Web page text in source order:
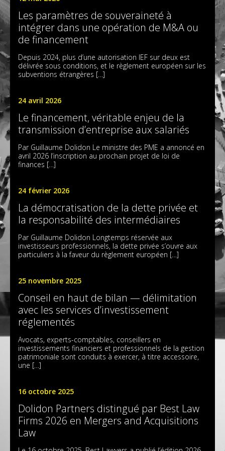
Les paramètres de souveraineté à
intégrer dans une opération de M&A ou
de financement
Depuis 2024, plus d’une autorisation IEF sur deux est
délivrée sous conditions, et le règlement européen sur les
subventions étrangères […]
24 avril 2026
Le financement, véritable enjeu de la
transmission d’entreprise aux salariés
Par Guillaume Dolidon Le ministre des PME a annoncé en
avril 2026 l’inscription au prochain projet de loi de
finances […]
24 février 2026
La démocratisation de la dette privée et
la responsabilité des intermédiaires
Par Guillaume Dolidon Longtemps réservée aux
investisseurs professionnels, la dette privée s’ouvre aux
particuliers à la faveur du règlement européen […]
25 novembre 2025
Conseil en haut de bilan — délimitation
avec les services d’investissement
réglementés
Avocats, experts-comptables, conseillers en
investissements financiers et professionnels de la gestion
patrimoniale sont conduits à exercer, à titre accessoire,
une […]
16 octobre 2025
Dolidon Partners distingué par Best Law
Firms 2026 en Mergers and Acquisitions
Law